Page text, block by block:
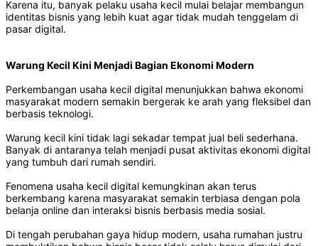
Karena itu, banyak pelaku usaha kecil mulai belajar membangun
identitas bisnis yang lebih kuat agar tidak mudah tenggelam di
pasar digital.
Warung Kecil Kini Menjadi Bagian Ekonomi Modern
Perkembangan usaha kecil digital menunjukkan bahwa ekonomi
masyarakat modern semakin bergerak ke arah yang fleksibel dan
berbasis teknologi.
Warung kecil kini tidak lagi sekadar tempat jual beli sederhana.
Banyak di antaranya telah menjadi pusat aktivitas ekonomi digital
yang tumbuh dari rumah sendiri.
Fenomena usaha kecil digital kemungkinan akan terus
berkembang karena masyarakat semakin terbiasa dengan pola
belanja online dan interaksi bisnis berbasis media sosial.
Di tengah perubahan gaya hidup modern, usaha rumahan justru